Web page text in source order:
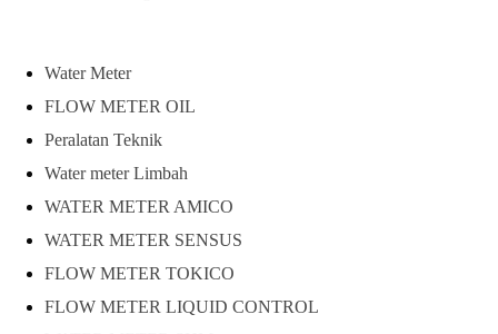
Water Meter
FLOW METER OIL
Peralatan Teknik
Water meter Limbah
WATER METER AMICO
WATER METER SENSUS
FLOW METER TOKICO
FLOW METER LIQUID CONTROL